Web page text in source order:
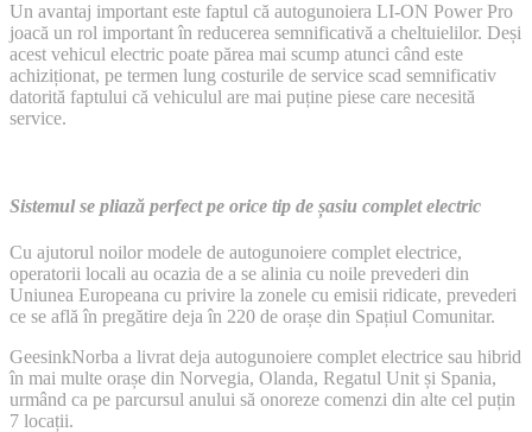
Un avantaj important este faptul că autogunoiera LI-ON Power Pro
joacă un rol important în reducerea semnificativă a cheltuielilor. Deși
acest vehicul electric poate părea mai scump atunci când este
achiziționat, pe termen lung costurile de service scad semnificativ
datorită faptului că vehiculul are mai puține piese care necesită
service.
Sistemul se pliază perfect pe orice tip de șasiu complet electric
Cu ajutorul noilor modele de autogunoiere complet electrice,
operatorii locali au ocazia de a se alinia cu noile prevederi din
Uniunea Europeana cu privire la zonele cu emisii ridicate, prevederi
ce se află în pregătire deja în 220 de orașe din Spațiul Comunitar.
GeesinkNorba a livrat deja autogunoiere complet electrice sau hibrid
în mai multe orașe din Norvegia, Olanda, Regatul Unit și Spania,
urmând ca pe parcursul anului să onoreze comenzi din alte cel puțin
7 locații.